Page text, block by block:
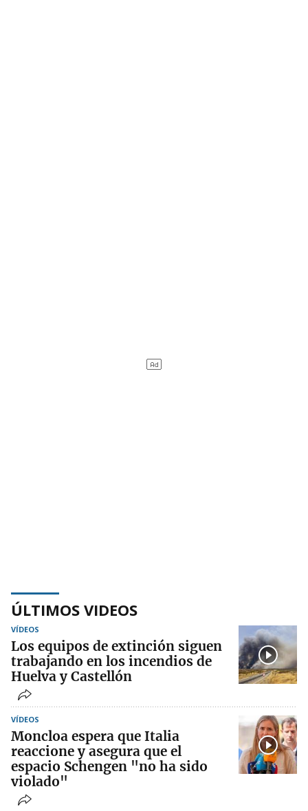
ÚLTIMOS VIDEOS
VÍDEOS
Los equipos de extinción siguen
trabajando en los incendios de
Huelva y Castellón
VÍDEOS
Moncloa espera que Italia
reaccione y asegura que el
espacio Schengen "no ha sido
violado"